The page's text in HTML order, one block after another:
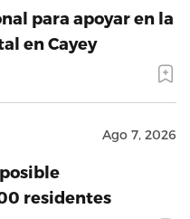
para apoyar en la
en Cayey
Ago 7, 2026
residentes